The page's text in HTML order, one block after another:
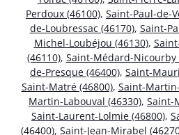
Perdoux (46100), Saint-Paul-de-
de-Loubressac (46170), Saint-
Michel-Loubéjou (46130),
(46110), Saint-Médard-Nicourby
de-Presque (46400), Saint-
Saint-Matré (46800), Saint-
Martin-Labouval (46330), Saint-
Saint-Laurent-Lolmie (46800),
(46400), Saint-Jean-Mirabel